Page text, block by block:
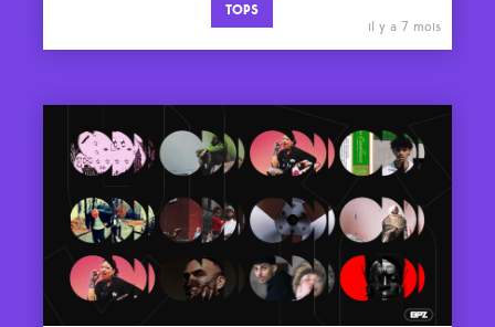
TOPS
il y a 7 mois